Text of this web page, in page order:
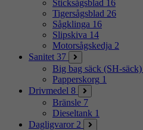
Sticksågsblad 16
Tigersågsblad 26
Sågklinga 16
Slipskiva 14
Motorsågskedja 2
Sanitet 37
Big bag säck (SH-säck)
Papperskorg 1
Drivmedel 8
Bränsle 7
Dieseltank 1
Dagligvaror 2